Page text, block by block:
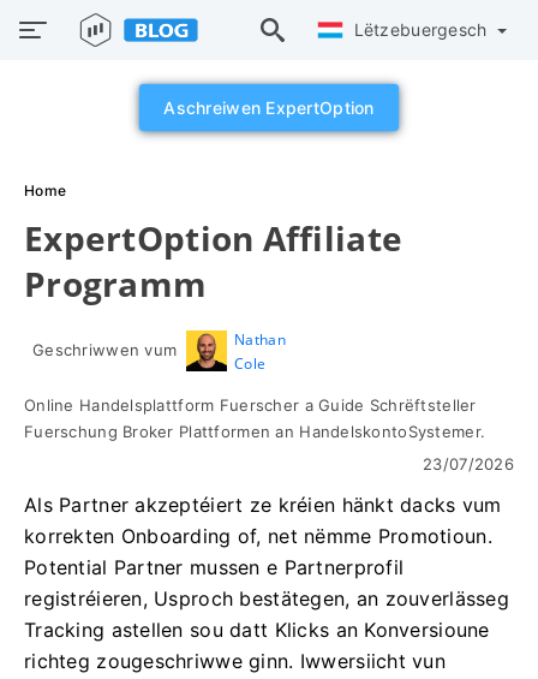
Lëtzebuergesch
Aschreiwen ExpertOption
Home
ExpertOption Affiliate
Programm
Geschriwwen vum
Nathan
Cole
Online Handelsplattform Fuerscher a Guide Schrëftsteller
Fuerschung Broker Plattformen an HandelskontoSystemer.
23/07/2026
Als Partner akzeptéiert ze kréien hänkt dacks vum
korrekten Onboarding of, net nëmme Promotioun.
Potential Partner mussen e Partnerprofil
registréieren, Usproch bestätegen, an zouverlässeg
Tracking astellen sou datt Klicks an Konversioune
richteg zougeschriwwe ginn. Iwwersiicht vun